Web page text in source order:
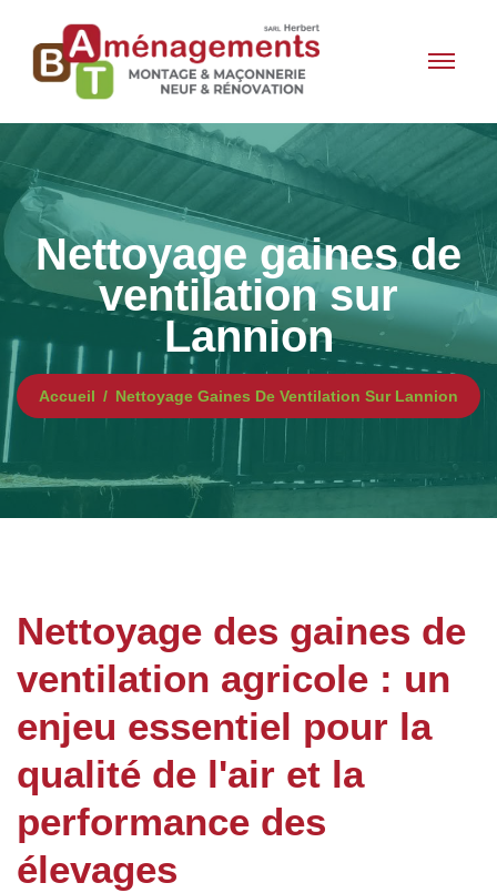
Nettoyage gaines de
ventilation sur
Lannion
Accueil Nettoyage Gaines De Ventilation Sur Lannion
Nettoyage des gaines de
ventilation agricole : un
enjeu essentiel pour la
qualité de l'air et la
performance des
élevages